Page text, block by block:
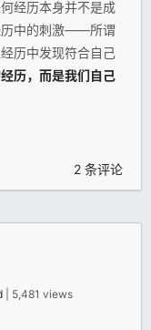
经历本身并不是成
历中的刺激——所谓
历中发现符合自己
历，而是我们自己
2 条评论
| 5,481 views